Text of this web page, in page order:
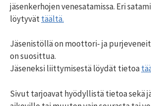
jäsenkerhojen venesatamissa. Eri
löytyvättäältä.
Jäsenistöllä on moottori- ja
on suosittua.
Jäseneksi liittymisestä löydät tietoa
Sivut tarjoavat hyödyllistä tietoa sekä